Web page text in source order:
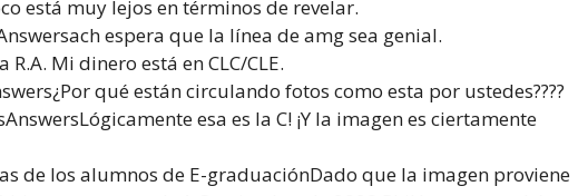
está muy lejos en términos de revelar.
espera que la línea de amg sea genial.
Mi dinero está en CLC/CLE.
qué están circulando fotos como esta por ustedes????
esa es la C! ¡Y la imagen es ciertamente
de los alumnos de E-graduaciónDado que la imagen proviene